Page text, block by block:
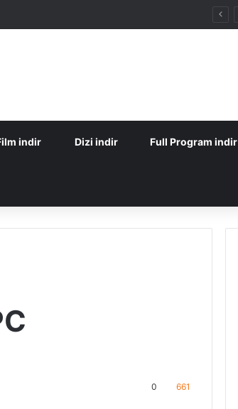
indir Dizi indir Full Program indir
0 661